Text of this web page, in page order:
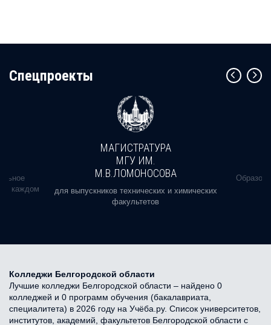
Cпецпроекты
в каждом
МАГИСТРАТУРА
МГУ ИМ.
М.В.ЛОМОНОСОВА
для выпускников технических и химических
факультетов
Колледжи Белгородской области
Лучшие колледжи Белгородской области – найдено 0
колледжей и 0 программ обучения (бакалавриата,
специалитета) в 2026 году на Учёба.ру. Список университетов,
институтов, академий, факультетов Белгородской области с